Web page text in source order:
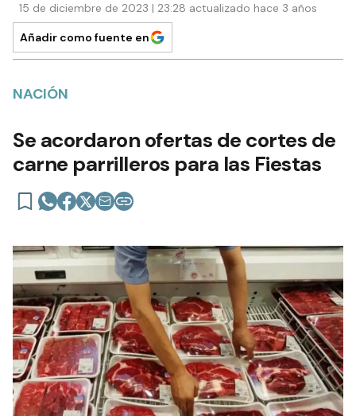
15 de diciembre de 2023 | 23:28 actualizado hace 3 años
Añadir como fuente en
NACIÓN
Se acordaron ofertas de cortes de
carne parrilleros para las Fiestas